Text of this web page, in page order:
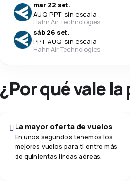
mar 22 set.
AUQ-PPT· sin escala
Hahn Air Technologies
sáb 26 set.
PPT-AUQ· sin escala
Hahn Air Technologies
¿Por qué vale
La mayor oferta de vuelos
En unos segundos tenemos los
mejores vuelos para ti entre más
de quinientas líneas aéreas.